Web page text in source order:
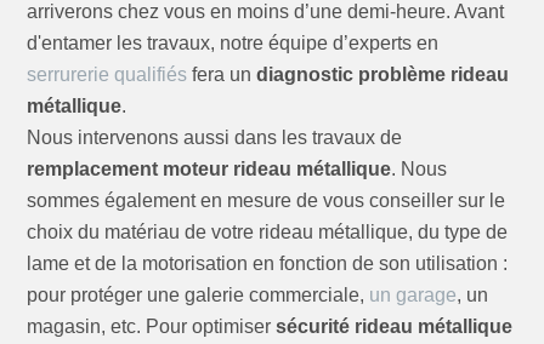
arriverons chez vous en moins d’une demi-heure. Avant
d'entamer les travaux, notre équipe d’experts en
serrurerie qualifiés fera undiagnostic problème rideau
métallique.
Nous intervenons aussi dans les travaux de
remplacement moteur rideau métallique. Nous
sommes également en mesure de vous conseiller sur le
choix du matériau de votre rideau métallique, du type de
lame et de la motorisation en fonction de son utilisation :
pour protéger une galerie commerciale, un garage, un
magasin, etc. Pour optimisersécurité rideau métallique